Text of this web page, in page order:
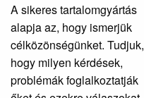
A sikeres tartalomgyártás
alapja az, hogy ismerjük
célközönségünket. Tudjuk,
hogy milyen kérdések,
problémák foglalkoztatják